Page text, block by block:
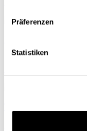
Präferenzen
Statistiken